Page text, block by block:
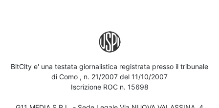
BitCity e' una testata giornalistica registrata presso il tribunale
di Como , n. 21/2007 del 11/10/2007
Iscrizione ROC n. 15698